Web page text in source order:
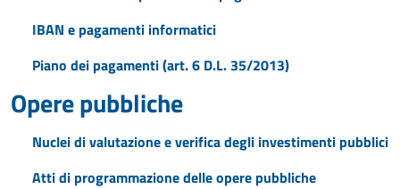
IBAN e pagamenti informatici
Piano dei pagamenti (art. 6 D.L. 35/2013)
Opere pubbliche
Nuclei di valutazione e verifica degli investimenti pubblici
Atti di programmazione delle opere pubbliche